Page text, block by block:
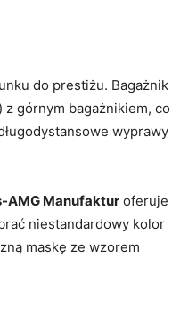
do prestiżu. Bagażnik
górnym bagażnikiem, co
wyprawy
AMG Manufaktur oferuje
niestandardowy kolor
maskę ze wzorem